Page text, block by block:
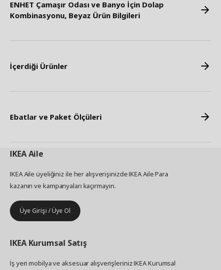
ENHET Çamaşır Odası ve Banyo İçin Dolap
Kombinasyonu, Beyaz Ürün Bilgileri
İçerdiği Ürünler
Ebatlar ve Paket Ölçüleri
IKEAAile
IKEA Aile üyeliğiniz ile her alışverişinizde IKEA Aile Para
kazanın ve kampanyaları kaçırmayın.
Üye Girişi / Üye Ol
IKEA Kurumsal Satış
İş yeri mobilya ve aksesuar alışverişleriniz IKEA Kurumsal